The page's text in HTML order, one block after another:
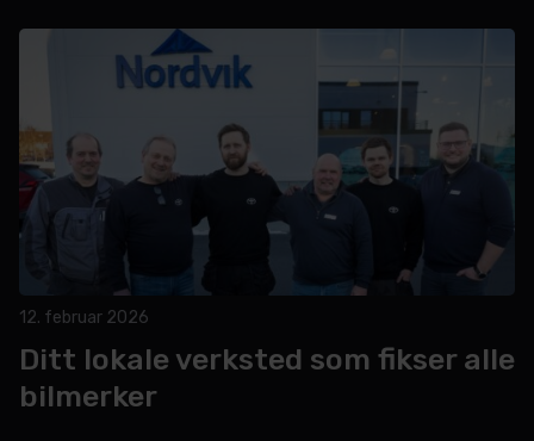
12. februar 2026
Ditt lokale verksted som fikser alle
bilmerker